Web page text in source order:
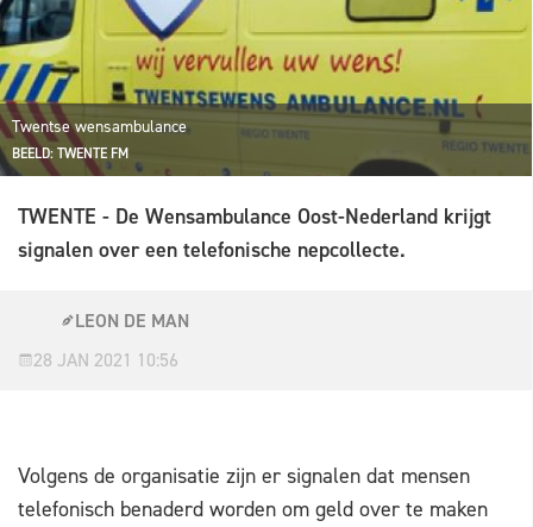
Twentse wensambulance
BEELD: TWENTE FM
TWENTE - De Wensambulance Oost-Nederland krijgt
signalen over een telefonische nepcollecte.
LEON DE MAN
28 JAN 2021 10:56
Volgens de organisatie zijn er signalen dat mensen
telefonisch benaderd worden om geld over te maken